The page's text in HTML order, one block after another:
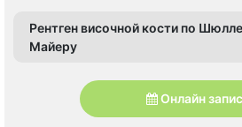
Рентген височной кости по
Майеру
Онлайн